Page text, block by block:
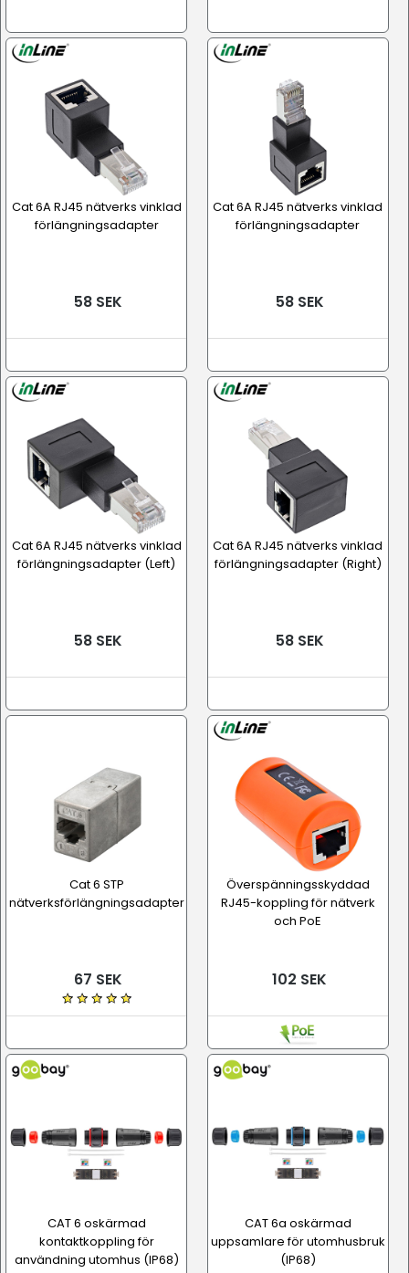
Cat 6A RJ45 nätverks vinklad
förlängningsadapter
58 SEK
Cat 6A RJ45 nätverks vinklad
förlängningsadapter
58 SEK
Cat 6A RJ45 nätverks vinklad
förlängningsadapter (Left)
58 SEK
Cat 6A RJ45 nätverks vinklad
förlängningsadapter (Right)
58 SEK
Cat 6 STP
nätverksförlängningsadapter
67 SEK
Överspänningsskyddad
RJ45-koppling för nätverk
och PoE
102 SEK
CAT 6 oskärmad
kontaktkoppling för
användning utomhus (IP68)
CAT 6a oskärmad
uppsamlare för utomhusbruk
(IP68)